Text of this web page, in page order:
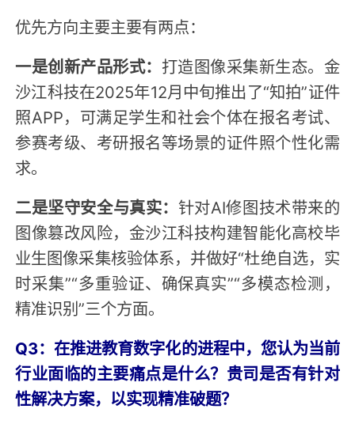
优先方向主要主要有两点：
一是创新产品形式： 打造图像采集新生态。金
沙江科技在2025年12月中旬推出了“知拍”证件
照APP，可满足学生和社会个体在报名考试、
参赛考级、考研报名等场景的证件照个性化需
求。
二是坚守安全与真实： 针对AI修图技术带来的
图像篡改风险，金沙江科技构建智能化高校毕
业生图像采集核验体系，并做好“杜绝自选，实
时采集”“多重验证、确保真实”“多模态检测，
精准识别”三个方面。
Q3：在推进教育数字化的进程中，您认为当前
行业面临的主要痛点是什么？贵司是否有针对
性解决方案，以实现精准破题？